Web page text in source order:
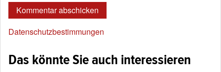
Datenschutzbestimmungen
Das könnte Sie auch interessieren